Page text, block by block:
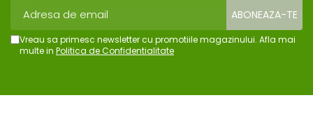
Vreau sa primesc newsletter cu promotiile magazinului. Afla mai
multe in Politica de Confidentialitate